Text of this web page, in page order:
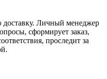
доставку. Личный менеджер
сформирует заказ,
проследит за